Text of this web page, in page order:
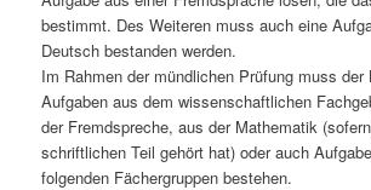
bestimmt. Des Weiteren muss auch eine
Deutsch bestanden werden.
Im Rahmen der mündlichen Prüfung muss der
Aufgaben aus dem wissenschaftlichen
der Fremdspreche, aus der Mathematik
schriftlichen Teil gehört hat) oder auch
folgenden Fächergruppen bestehen.